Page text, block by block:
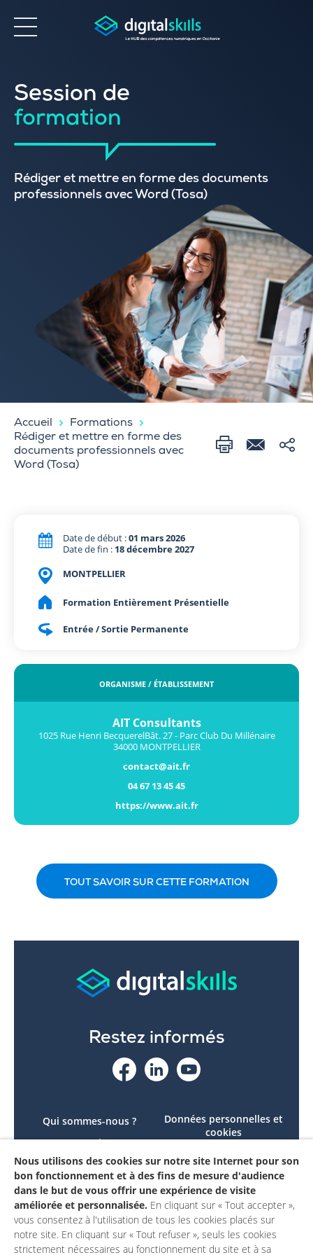
Accessibilité
Session de
formation
Rédiger et mettre en forme des documents
professionnels avec Word (Tosa)
Accueil
Formations
Rédiger et mettre en forme des
documents professionnels avec
Word (Tosa)
Date de début :01 mars 2026
Date de fin : 18 décembre 2027
MONTPELLIER
Formation Entièrement Présentielle
Entrée / Sortie Permanente
ORGANISME / ÉTABLISSEMENT
AIT Consultants
1025 Rue Henri BecquerelBât. 27 - Parc Club Du Millénaire
34000 MONTPELLIER
contact@ait.fr
04 67 13 45 45
https://www.ait.fr
TOUT SAVOIR SUR CETTE FORMATION
Restez informés
Qui sommes-nous ?
Le projet
Contactez-nous
Mon compte
Données personnelles et
cookies
conforme
Mentions légales
Nous utilisons des cookies sur notre site Internet pour son
bon fonctionnement et à des fins de mesure d'audience
dans le but de vous offrir une expérience de visite
améliorée et personnalisée. En cliquant sur « Tout accepter »,
vous consentez à l'utilisation de tous les cookies placés sur
notre site. En cliquant sur « Tout refuser », seuls les cookies
strictement nécessaires au fonctionnement du site et à sa